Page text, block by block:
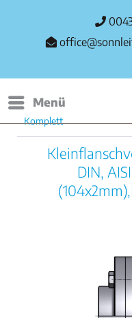
Menü
Komplett
DIN,